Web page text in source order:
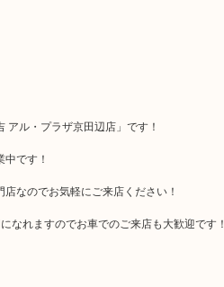
ル・プラザ京田辺店」です！
です！
なのでお気軽にご来店ください！
なれますのでお車でのご来店も大歓迎です！